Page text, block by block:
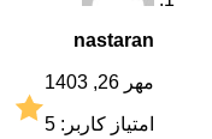
nastaran
مهر 26, 1403
امتیاز کاربر: 5